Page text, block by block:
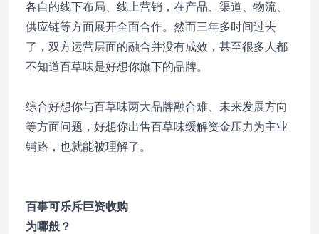
各自的线下布局、线上营销，在产品、渠道、物流、
供应链等方面展开全面合作。然而三年多时间过去
了，双方运营层面的融合并没有成效，甚至很多人都
不知道百草味是好想你旗下的品牌。
综合好想你与百草味两大品牌融合难、未来发展方向
等方面问题，好想你出售百草味缓解资金压力为主业
铺路，也就能被理解了。
百事可乐斥巨资收购
为哪般？